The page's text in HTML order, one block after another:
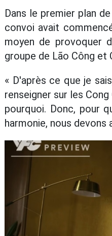
Dans le premier plan
convoi avait
moyen de provoquer
groupe de Lão Công
« D'après ce que je
renseigner sur les
pourquoi. Donc, pour
harmonie, nous